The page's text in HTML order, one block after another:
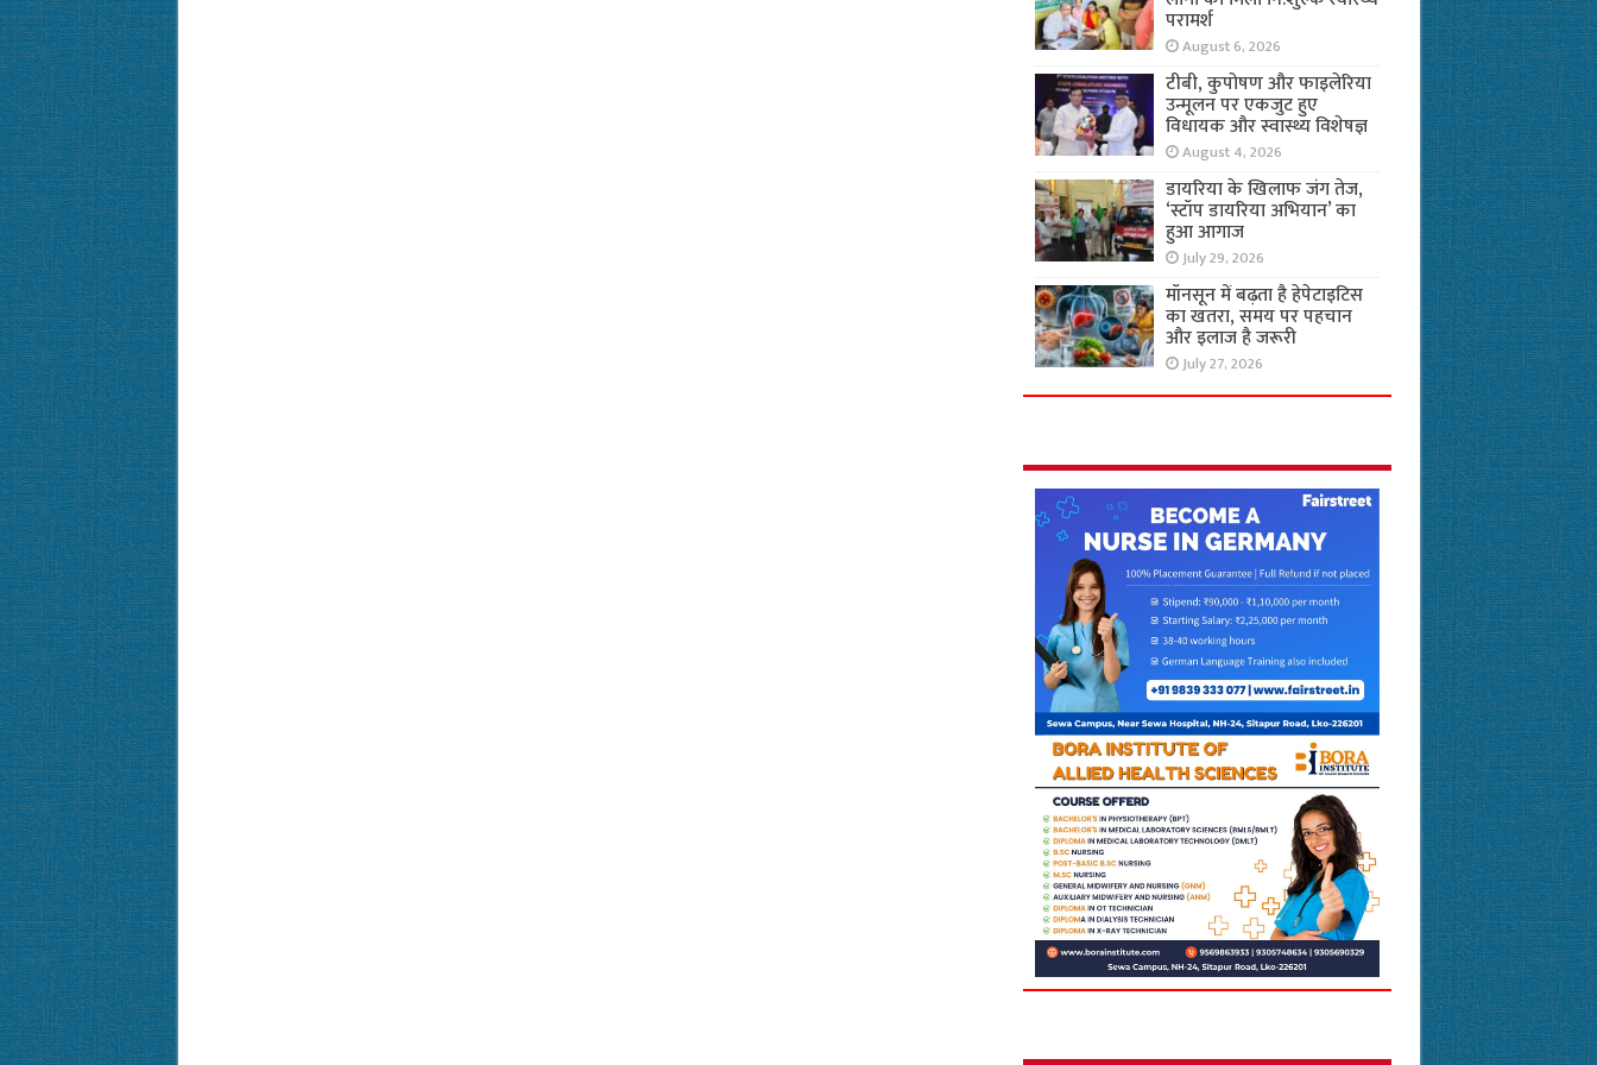
परामर्श
August 6, 2026
टीबी, कुपोषण और फाइलेरिया
उन्मूलन पर एकजुट हुए
विधायक और स्वास्थ्य विशेषज्ञ
August 4, 2026
डायरिया के खिलाफ जंग तेज,
‘स्टॉप डायरिया अभियान’ का
हुआ आगाज
July 29, 2026
मॉनसून में बढ़ता है हेपेटाइटिस
का खतरा, समय पर पहचान
और इलाज है जरूरी
July 27, 2026